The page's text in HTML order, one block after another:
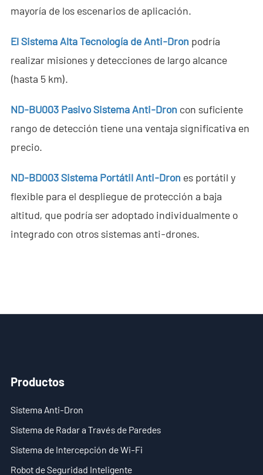
- - Sistema de Suplantación de GPS
- - - ND-BG002 Jammer de Suplantación GPS
- - ND-SV003 Sistema de Radar a Través de Paredes
- - ND-SV007 Sistema Portátil 2D de Radar a Través de
Paredes
Paredes
- - ND-UR002 Vehículo Operado Remotamente
Soluciones
mayoría de los escenarios de aplicación.
El Sistema Alta Tecnología de Anti-Dron podría
realizar misiones y detecciones de largo alcance
(hasta 5 km).
ND-BU003 Pasivo Sistema Anti-Dron con suficiente
rango de detección tiene una ventaja significativa en
precio.
ND-BD003 Sistema Portátil Anti-Dron es portátil y
flexible para el despliegue de protección a baja
altitud, que podría ser adoptado individualmente o
integrado con otros sistemas anti-drones.
Productos
Sistema Anti-Dron
Sistema de Radar a Través de Paredes
Sistema de Intercepción de Wi-Fi
Robot de Seguridad Inteligente